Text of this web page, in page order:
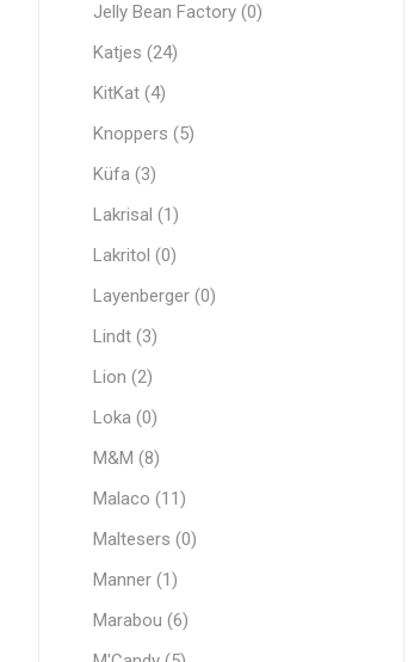
Jelly Bean Factory (0)
Katjes (24)
KitKat (4)
Knoppers (5)
Küfa (3)
Lakrisal (1)
Lakritol (0)
Layenberger (0)
Lindt (3)
Lion (2)
Loka (0)
M&M (8)
Malaco (11)
Maltesers (0)
Manner (1)
Marabou (6)